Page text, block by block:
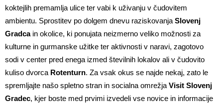
koktejlih premamlja ulice ter vabi k uživanju v čudovitem
ambientu. Sprostitev po dolgem dnevu raziskovanja Slovenj
Gradcain okolice, ki ponujata neizmerno veliko možnosti za
kulturne in gurmanske užitke ter aktivnosti v naravi, zagotovo
sodi v center pred enega izmed številnih lokalov ali v čudovito
kuliso dvorca Rotenturn. Za vsak okus se najde nekaj, zato le
spremljajte našo spletno stran in socialna omrežja Visit Slovenj
Gradec, kjer boste med prvimi izvedeli vse novice in informacije